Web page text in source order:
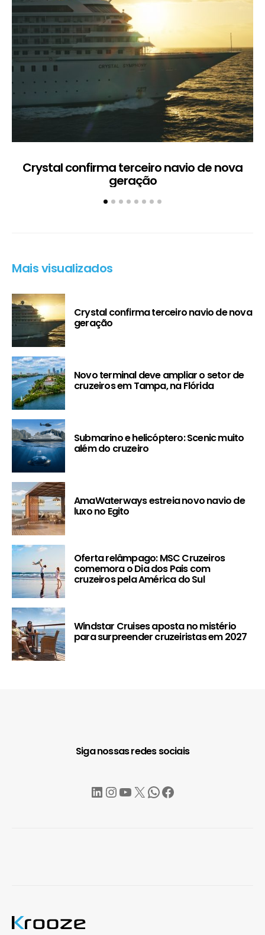
Crystal confirma terceiro navio de nova
geração
Mais visualizados
Crystal confirma terceiro navio de nova
geração
Novo terminal deve ampliar o setor de
cruzeiros em Tampa, na Flórida
Submarino e helicóptero: Scenic muito
além do cruzeiro
AmaWaterways estreia novo navio de
luxo no Egito
Oferta relâmpago: MSC Cruzeiros
comemora o Dia dos Pais com
cruzeiros pela América do Sul
Windstar Cruises aposta no mistério
para surpreender cruzeiristas em 2027
Siga nossas redes sociais
LinkedIn
Instagram
YouTube
X WhatsApp
Facebook